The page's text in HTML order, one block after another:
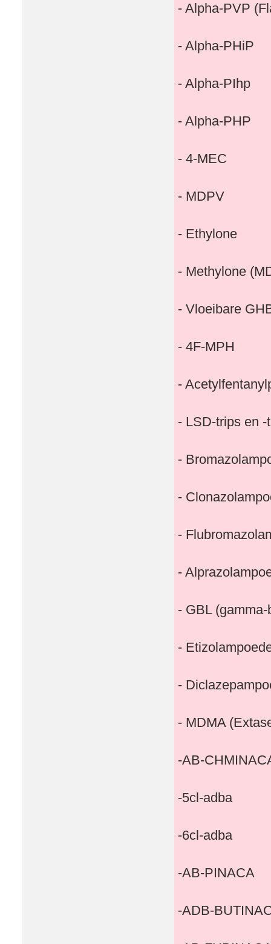
- Alpha-PVP
- Alpha-PHiP
- Alpha-PIhp
- Alpha-PHP
- 4-MEC
- MDPV
- Ethylone
- Methylone
- Vloeibare
- 4F-MPH
-
- LSD-trips en -
-
-
-
-
- GBL
-
-
- MDMA
-AB-
-5cl-adba
-6cl-adba
-AB-PINACA
-ADB-